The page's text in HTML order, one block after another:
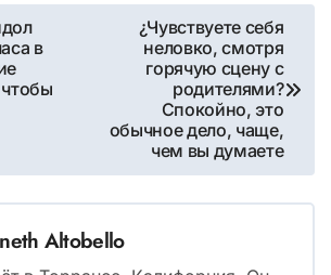
в
¿Чувствуете себя
неловко, смотря
горячую сцену с
родителями?
Спокойно, это
обычное дело, чаще,
чем вы думаете
Altobello